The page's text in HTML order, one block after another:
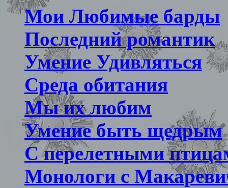
Мои Любимые барды
Последний романтик
Умение Удивляться
Среда обитания
Мы их любим
Умение быть щедрым
С перелетными
Монологи с